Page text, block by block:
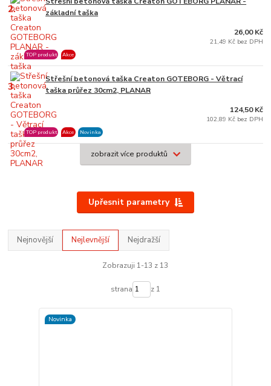
2.
základní taška
TOP produkt Akce
26,00 Kč
21,49 Kč bez DPH
3.
Střešní betonová taška Creaton GOTEBORG - Větrací
taška průřez 30cm2, PLANAR
TOP produkt Akce Novinka
124,50 Kč
102,89 Kč bez DPH
zobrazit více produktů
Upřesnit parametry
Nejnovější Nejlevnější Nejdražší
Zobrazuji 1-13 z 13
strana z 1
Novinka